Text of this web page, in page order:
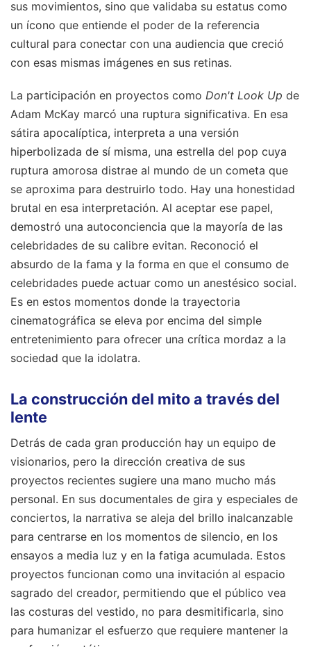
sus movimientos, sino que validaba su estatus como
un ícono que entiende el poder de la referencia
cultural para conectar con una audiencia que creció
con esas mismas imágenes en sus retinas.
La participación en proyectos como Don't Look Up de
Adam McKay marcó una ruptura significativa. En esa
sátira apocalíptica, interpreta a una versión
hiperbolizada de sí misma, una estrella del pop cuya
ruptura amorosa distrae al mundo de un cometa que
se aproxima para destruirlo todo. Hay una honestidad
brutal en esa interpretación. Al aceptar ese papel,
demostró una autoconciencia que la mayoría de las
celebridades de su calibre evitan. Reconoció el
absurdo de la fama y la forma en que el consumo de
celebridades puede actuar como un anestésico social.
Es en estos momentos donde la trayectoria
cinematográfica se eleva por encima del simple
entretenimiento para ofrecer una crítica mordaz a la
sociedad que la idolatra.
La construcción del mito a través del
lente
Detrás de cada gran producción hay un equipo de
visionarios, pero la dirección creativa de sus
proyectos recientes sugiere una mano mucho más
personal. En sus documentales de gira y especiales de
conciertos, la narrativa se aleja del brillo inalcanzable
para centrarse en los momentos de silencio, en los
ensayos a media luz y en la fatiga acumulada. Estos
proyectos funcionan como una invitación al espacio
sagrado del creador, permitiendo que el público vea
las costuras del vestido, no para desmitificarla, sino
para humanizar el esfuerzo que requiere mantener la